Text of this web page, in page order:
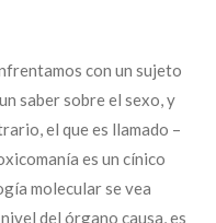
con un sujeto
saber sobre el sexo, y
el que es llamado –
es un cínico
molecular se vea
del órgano causa, es